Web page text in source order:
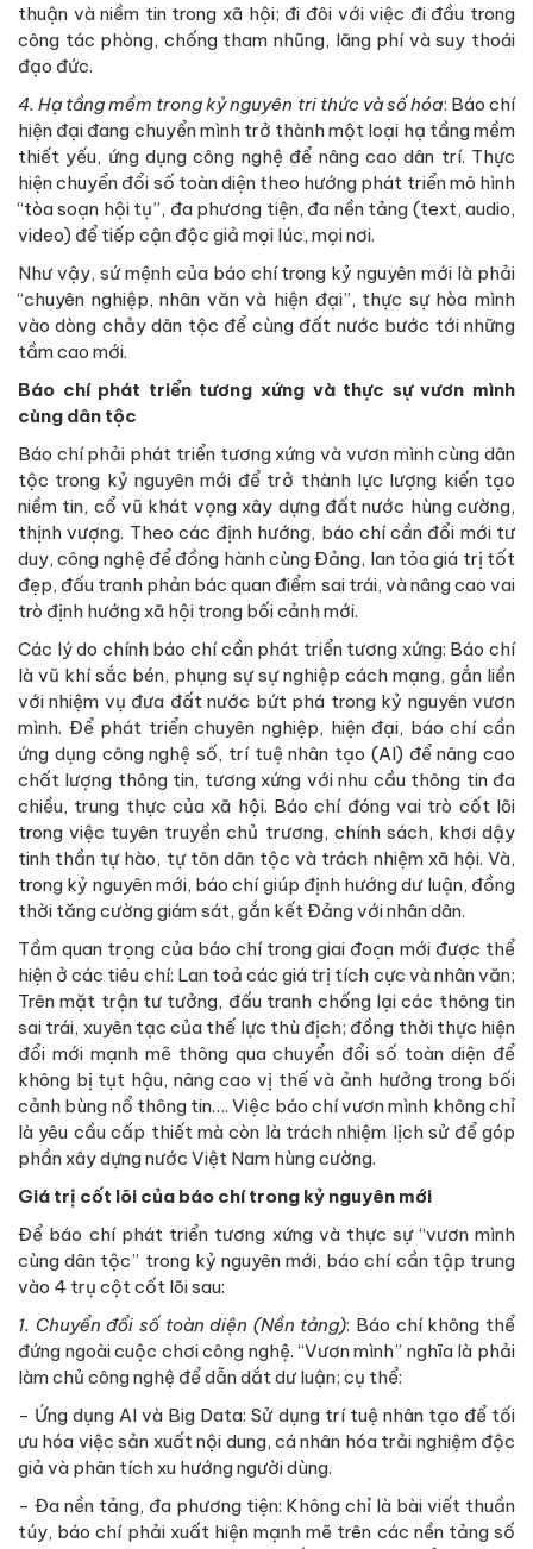
thuận và niềm tin trong xã hội; đi đôi với việc đi đầu trong
công tác phòng, chống tham nhũng, lãng phí và suy thoái
đạo đức.
4. Hạ tầng mềm trong kỷ nguyên tri thức và số hóa: Báo chí
hiện đại đang chuyển mình trở thành một loại hạ tầng mềm
thiết yếu, ứng dụng công nghệ để nâng cao dân trí. Thực
hiện chuyển đổi số toàn diện theo hướng phát triển mô hình
“tòa soạn hội tụ”, đa phương tiện, đa nền tảng (text, audio,
video) để tiếp cận độc giả mọi lúc, mọi nơi.
Như vậy, sứ mệnh của báo chí trong kỷ nguyên mới là phải
“chuyên nghiệp, nhân văn và hiện đại”, thực sự hòa mình
vào dòng chảy dân tộc để cùng đất nước bước tới những
tầm cao mới.
Báo chí phát triển tương xứng và thực sự vươn mình
cùng dân tộc
Báo chí phải phát triển tương xứng và vươn mình cùng dân
tộc trong kỷ nguyên mới để trở thành lực lượng kiến tạo
niềm tin, cổ vũ khát vọng xây dựng đất nước hùng cường,
thịnh vượng. Theo các định hướng, báo chí cần đổi mới tư
duy, công nghệ để đồng hành cùng Đảng, lan tỏa giá trị tốt
đẹp, đấu tranh phản bác quan điểm sai trái, và nâng cao vai
trò định hướng xã hội trong bối cảnh mới.
Các lý do chính báo chí cần phát triển tương xứng: Báo chí
là vũ khí sắc bén, phụng sự sự nghiệp cách mạng, gắn liền
với nhiệm vụ đưa đất nước bứt phá trong kỷ nguyên vươn
mình. Để phát triển chuyên nghiệp, hiện đại, báo chí cần
ứng dụng công nghệ số, trí tuệ nhân tạo (AI) để nâng cao
chất lượng thông tin, tương xứng với nhu cầu thông tin đa
chiều, trung thực của xã hội. Báo chí đóng vai trò cốt lõi
trong việc tuyên truyền chủ trương, chính sách, khơi dậy
tinh thần tự hào, tự tôn dân tộc và trách nhiệm xã hội. Và,
trong kỷ nguyên mới, báo chí giúp định hướng dư luận, đồng
thời tăng cường giám sát, gắn kết Đảng với nhân dân.
Tầm quan trọng của báo chí trong giai đoạn mới được thể
hiện ở các tiêu chí: Lan toả các giá trị tích cực và nhân văn;
Trên mặt trận tư tưởng, đấu tranh chống lại các thông tin
sai trái, xuyên tạc của thế lực thù địch; đồng thời thực hiện
đổi mới mạnh mẽ thông qua chuyển đổi số toàn diện để
không bị tụt hậu, nâng cao vị thế và ảnh hưởng trong bối
cảnh bùng nổ thông tin…. Việc báo chí vươn mình không chỉ
là yêu cầu cấp thiết mà còn là trách nhiệm lịch sử để góp
phần xây dựng nước Việt Nam hùng cường.
Giá trị cốt lõi của báo chítrong kỷ nguyên mới
Để báo chí phát triển tương xứng và thực sự “vươn mình
cùng dân tộc” trong kỷ nguyên mới, báo chí cần tập trung
vào 4 trụ cột cốt lõi sau:
1. Chuyển đổi số toàn diện (Nền tảng): Báo chí không thể
đứng ngoài cuộc chơi công nghệ. “Vươn mình” nghĩa là phải
làm chủ công nghệ để dẫn dắt dư luận; cụ thể:
- Ứng dụng AI và Big Data: Sử dụng trí tuệ nhân tạo để tối
ưu hóa việc sản xuất nội dung, cá nhân hóa trải nghiệm độc
giả và phân tích xu hướng người dùng.
- Đa nền tảng, đa phương tiện: Không chỉ là bài viết thuần
túy, báo chí phải xuất hiện mạnh mẽ trên các nền tảng số